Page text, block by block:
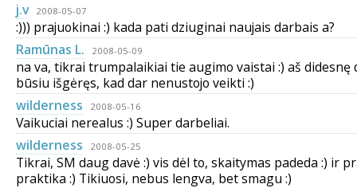
j.v
2008-05-07
:))) prajuokinai :) kada pati dziuginai naujais darbais a?
Ramūnas L.
2008-05-09
na va, tikrai trumpalaikiai tie augimo vaistai :) aš didesnę
būsiu išgėręs, kad dar nenustojo veikti :)
wilderness
2008-05-16
Vaikuciai nerealus :) Super darbeliai.
wilderness
2008-05-25
Tikrai, SM daug davė :) vis dėl to, skaitymas padeda :) ir
praktika :) Tikiuosi, nebus lengva, bet smagu :)